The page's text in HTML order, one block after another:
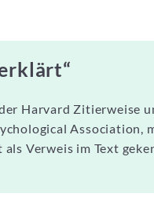
Harvard Zitierweise
Association,
Verweis im Text